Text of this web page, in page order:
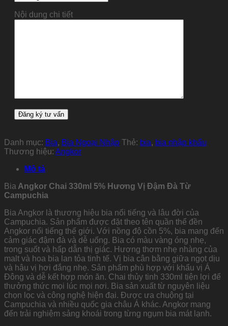
Nội dung chi tiết
Danh mục: Bia, Bia Ngoại Nhập Thẻ: bia, bia nhập khẩu
Thương hiệu: Angkor
Mô tả
BiaAngkor Chai 330ml 5% Hương Vị Đậm Đà Từ
Campuchia
Bia Angkor là thương hiệu bia nổi tiếng và lâu đời của
Campuchia. Sản phẩm được đặt theo tên quần thể đền
Angkor nổi tiếng thế giới. Với nồng độ cồn 5%, bia mang đến
cảm giác đậm đà và dễ uống. Bia có màu vàng óng nhẹ,
trong suốt và hấp dẫn thị giác. Hương thơm nhẹ nhàng của
malt và hoa bia lan tỏa tinh tế. Vị bia cân bằng giữa ngọt dịu
và hậu vị hơi đắng nhẹ. Sản phẩm phù hợp với khẩu vị Á
Đông và dễ kết hợp món ăn. Chai thủy tinh 330ml tiện lợi để
thưởng thức mọi lúc mọi nơi. Bia sản xuất từ nguyên liệu
chọn lọc và công nghệ hiện đại. Được ưa chuộng tại
Campuchia và nhiều quốc gia châu Á khác. Angkor mang
đến trải nghiệm sảng khoái trong từng ngụm bia mát lạnh.